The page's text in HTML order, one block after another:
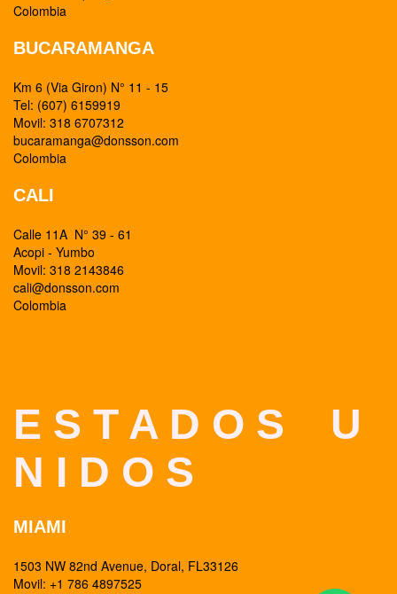
Colombia
BUCARAMANGA
Km 6 (Via Giron) N° 11 - 15
Tel: (607) 6159919
Movil: 318 6707312
bucaramanga@donsson.com
Colombia
CALI
Calle 11A N° 39 - 61
Acopi - Yumbo
Movil: 318 2143846
cali@donsson.com
Colombia
E S T A D O S U
N I D O S
MIAMI
1503 NW 82nd Avenue, Doral, FL33126
Movil: +1 786 4897525